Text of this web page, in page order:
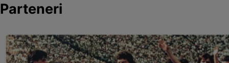
Parteneri